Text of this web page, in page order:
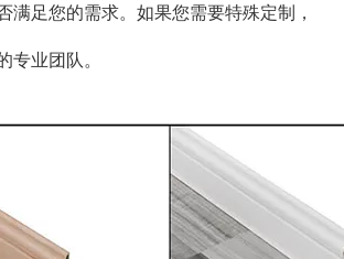
满足您的需求。如果您需要特殊定制，
业团队。